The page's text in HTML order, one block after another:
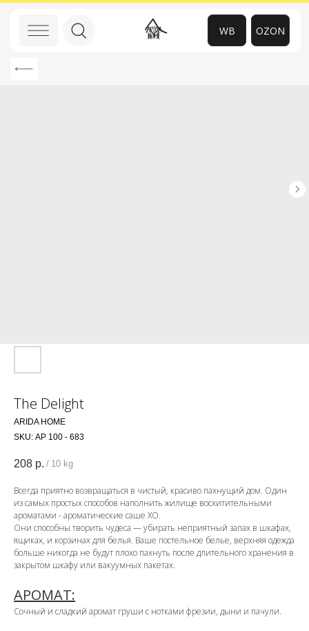
WB
The Delight
ARIDA HOME
SKU: АР 100 - 683
208 р. / 10 kg
Всегда приятно возвращаться в чистый, красиво пахнущий дом. Один
из самых простых способов наполнить жилище восхитительными
ароматами - ароматические саше ХО.
Они способны творить чудеса — убирать неприятный запах в шкафах,
ящиках, и корзинах для белья. Ваше постельное белье, верхняя одежда
больше никогда не будут плохо пахнуть после длительного хранения в
закрытом шкафу или вакуумных пакетах.
АРОМАТ:
Сочный и сладкий аромат груши с нотками фрезии, дыни и пачули.